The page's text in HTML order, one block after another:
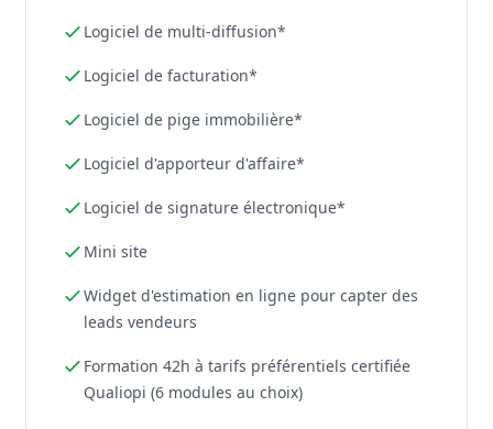
Logiciel de multi-diffusion*
Logiciel de facturation*
Logiciel de pige immobilière*
Logiciel d'apporteur d'affaire*
Logiciel de signature électronique*
Mini site
Widget d'estimation en ligne pour capter des
leads vendeurs
Formation 42h à tarifs préférentiels certifiée
Qualiopi (6 modules au choix)